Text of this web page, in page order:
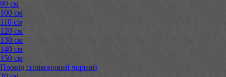
90 см
100 см
110 см
120 см
130 см
140 см
150 см
Провід силіконовий чорний